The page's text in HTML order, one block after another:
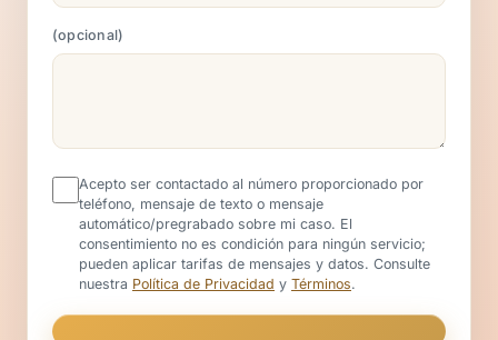
opcional
Acepto ser contactado al número proporcionado por
teléfono, mensaje de texto o mensaje
automático/pregrabado sobre mi caso. El
consentimiento no es condición para ningún servicio;
pueden aplicar tarifas de mensajes y datos. Consulte
nuestra Política de Privacidad y Términos.